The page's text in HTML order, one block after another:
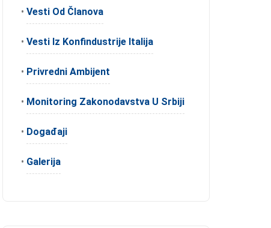
• Vesti Od Članova
• Vesti Iz Konfindustrije Italija
• Privredni Ambijent
• Monitoring Zakonodavstva U Srbiji
• Događaji
• Galerija